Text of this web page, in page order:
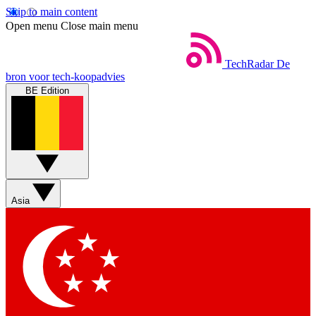
Skip to main content
Open menu Close main menu
TechRadar De
bron voor tech-koopadvies
BE Edition
Asia